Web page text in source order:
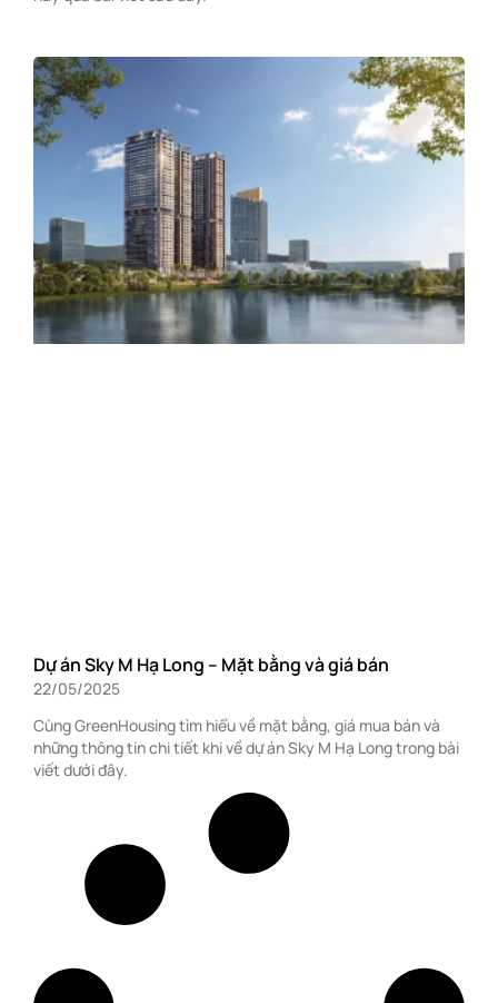
Dự án Sky M Hạ Long – Mặt bằng và giá bán
22/05/2025
Cùng GreenHousing tìm hiểu về mặt bằng, giá mua bán và
những thông tin chi tiết khi về dự án Sky M Hạ Long trong bài
viết dưới đây.